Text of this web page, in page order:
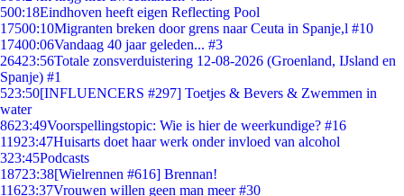
500:18Eindhoven heeft eigen Reflecting Pool
17500:10Migranten breken door grens naar Ceuta in Spanje,l #10
17400:06Vandaag 40 jaar geleden... #3
26423:56Totale zonsverduistering 12-08-2026 (Groenland, IJsland en
Spanje) #1
523:50[INFLUENCERS #297] Toetjes & Bevers & Zwemmen in
water
8623:49Voorspellingstopic: Wie is hier de weerkundige? #16
11923:47Huisarts doet haar werk onder invloed van alcohol
323:45Podcasts
18723:38[Wielrennen #616] Brennan!
11623:37Vrouwen willen geen man meer #30